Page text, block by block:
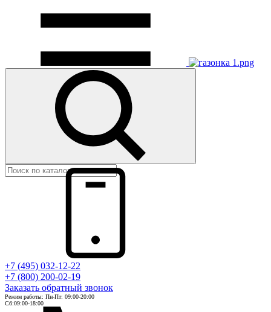
+7 (495) 032-12-22
+7 (800) 200-02-19
Заказать обратный звонок
Режим работы: Пн-Пт: 09:00-20:00
Сб:09:00-18:00